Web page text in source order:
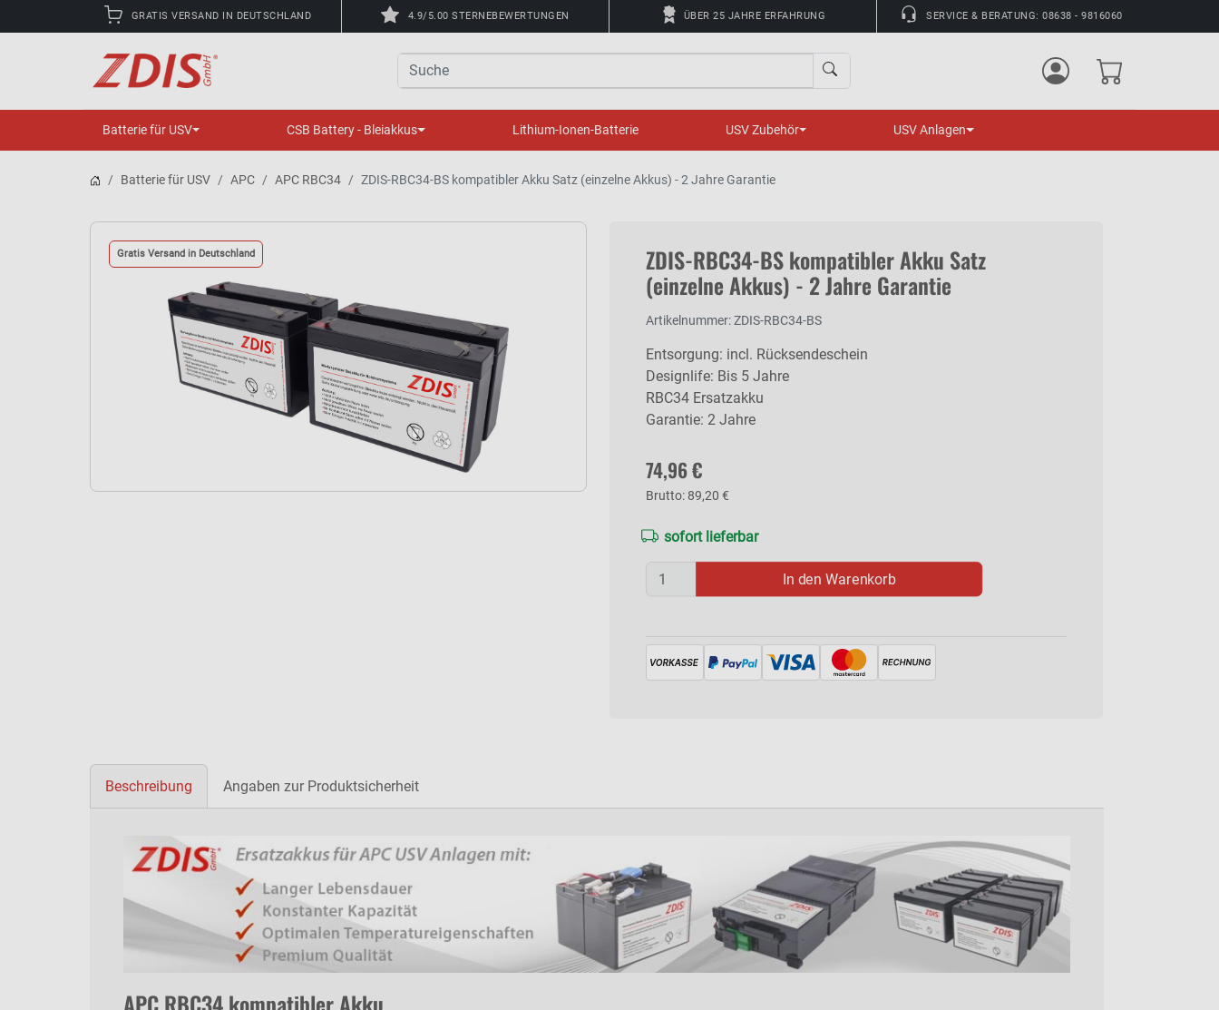
GRATIS VERSAND IN DEUTSCHLAND 4.9/5.00 STERNEBEWERTUNGEN ÜBER 25 JAHRE ERFAHRUNG SERVICE & BERATUNG: 08638 - 9816060
Suche
Batterie für USV CSB Battery - Bleiakkus Lithium-Ionen-Batterie USV Zubehör USV Anlagen
Batterie für USV APC APC RBC34 ZDIS-RBC34-BS kompatibler Akku Satz (einzelne Akkus) - 2 Jahre Garantie
Gratis Versand in Deutschland ZDIS-RBC34-BS kompatibler Akku Satz
(einzelne Akkus) - 2 Jahre Garantie
Artikelnummer: ZDIS-RBC34-BS
Entsorgung: incl. Rücksendeschein
Designlife: Bis 5 Jahre
RBC34 Ersatzakku
Garantie: 2 Jahre
74,96 €
Brutto: 89,20 €
sofort lieferbar
In den Warenkorb
Beschreibung Angaben zur Produktsicherheit
APC RBC34 kompatibler Akku